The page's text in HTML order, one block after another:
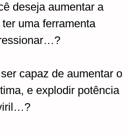
deseja aumentar a
uma ferramenta
capaz de aumentar o
e explodir potência